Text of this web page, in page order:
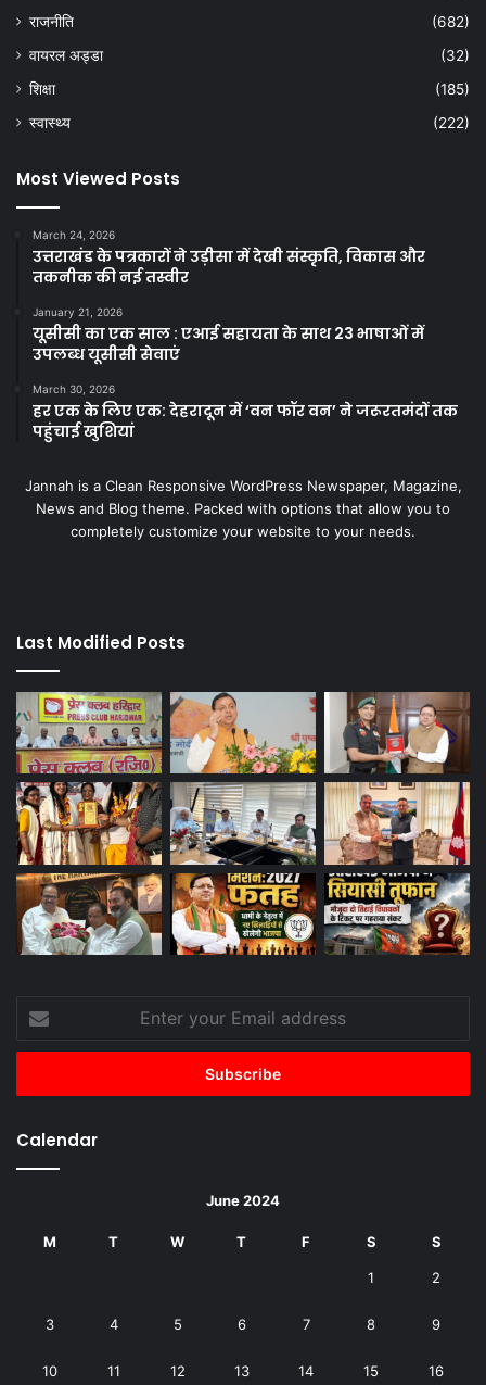
राजनीति
(682)
वायरल अड्डा
(32)
शिक्षा
(185)
स्वास्थ्य
(222)
Most Viewed Posts
March 24, 2026
उत्तराखंड के पत्रकारों ने उड़ीसा में देखी संस्कृति, विकास और
तकनीक की नई तस्वीर
January 21, 2026
यूसीसी का एक साल : एआई सहायता के साथ 23 भाषाओं में
उपलब्ध यूसीसी सेवाएं
March 30, 2026
हर एक के लिए एक: देहरादून में ‘वन फॉर वन’ ने जरूरतमंदों तक
पहुंचाई खुशियां
Jannah is a Clean Responsive WordPress Newspaper, Magazine,
News and Blog theme. Packed with options that allow you to
completely customize your website to your needs.
Last Modified Posts
Enter
your
Email
Calendar
June 2024
M T W T F S S
1 2
3 4 5 6 7 8 9
10 11 12 13 14 15 16